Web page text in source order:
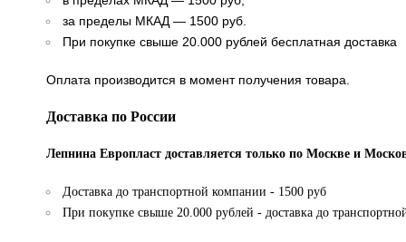
за пределы МКАД — 1500 руб.
При покупке свыше 20.000 рублей бесплатная доставка
Оплата производится в момент получения товара.
Доставка по России
Лепнина Европласт доставляется только по Москве и
Доставка до транспортной компании - 1500 руб
При покупке свыше 20.000 рублей - доставка до